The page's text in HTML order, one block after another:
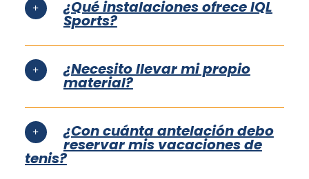
¿Qué instalaciones ofrece IQL
Sports?
¿Necesito llevar mi propio
material?
¿Con cuánta antelación debo
reservar mis vacaciones de
tenis?